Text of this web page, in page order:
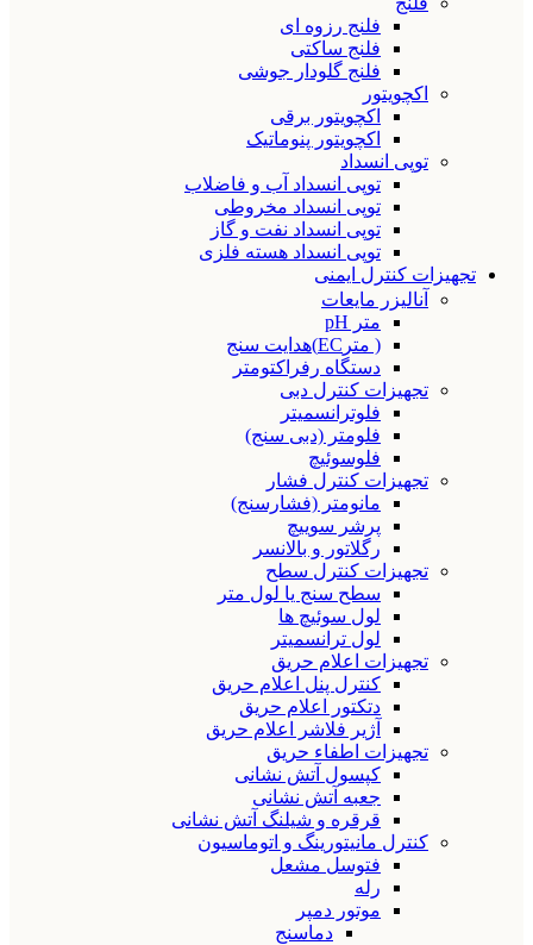
فلنج رزوه ای
فلنج ساکتی
فلنج گلودار جوشی
اکچویتور
اکچویتور برقی
اکچویتور پنوماتیک
توپی انسداد
توپی انسداد آب و فاضلاب
توپی انسداد مخروطی
توپی انسداد نفت و گاز
توپی انسداد هسته فلزی
تجهیزات کنترل ایمنی
آنالیزر مایعات
متر pH
( مترEC)هدایت سنج
دستگاه رفراکتومتر
تجهیزات کنترل دبی
فلوترانسمیتر
فلومتر (دبی سنج)
فلوسوئیچ
تجهیزات کنترل فشار
مانومتر (فشارسنج)
پرشر سوییچ
رگلاتور و بالانسر
تجهیزات کنترل سطح
سطح سنج یا لول متر
لول سوئیچ ها
لول ترانسمیتر
تجهیزات اعلام حریق
کنترل پنل اعلام حریق
دتکتور اعلام حریق
آژیر فلاشر اعلام حریق
تجهیزات اطفاء حریق
کپسول آتش نشانی
جعبه آتش نشانی
قرقره و شیلنگ آتش نشانی
کنترل مانیتورینگ و اتوماسیون
فتوسل مشعل
رله
موتور دمپر
دماسنج